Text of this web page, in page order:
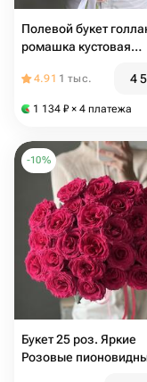
Полевой букет
ромашка кустовая
4.91 1 тыс. 4
1 134 ₽ × 4 платежа
-10%
Букет 25 роз. Яркие
Розовые